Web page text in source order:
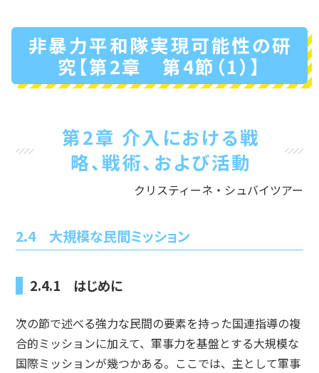
非暴力平和隊実現可能性の研
究【第2章 第4節（1）】
第2章 介入における戦
略、戦術、および活動
クリスティーネ・シュバイツアー
2.4 大規模な民間ミッション
2.4.1 はじめに
次の節で述べる強力な民間の要素を持った国連指導の複
合的ミッションに加えて、軍事力を基盤とする大規模な
国際ミッションが幾つかある。ここでは、主として軍事